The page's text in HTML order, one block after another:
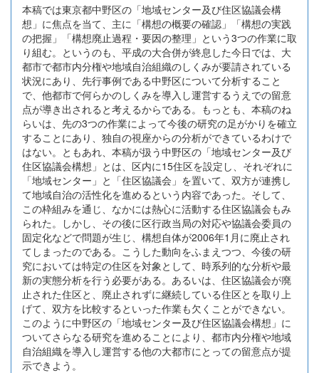
本稿では東京都中野区の「地域センター及び住区協議会構
想」に焦点を当て、主に「構想の概要の確認」「構想の実践
の把握」「構想廃止過程・要因の整理」という3つの作業に取
り組む。というのも、平成の大合併が終息した今日では、大
都市で都市内分権や地域自治組織のしくみが要請されている
状況にあり、先行事例である中野区について分析すること
で、他都市で何らかのしくみを導入し運営するうえでの留意
点が導き出されると考えるからである。もっとも、本稿のね
らいは、先の3つの作業によって今後の研究の足がかりを確立
することにあり、独自の視座からの分析ができているわけで
はない。ともあれ、本稿が扱う中野区の「地域センター及び
住区協議会構想」とは、区内に15住区を設定し、それぞれに
「地域センター」と「住区協議会」を置いて、双方が連携し
て地域自治の活性化を進めるという内容であった。そして、
この枠組みを通じ、なかには熱心に活動する住区協議会もみ
られた。しかし、その後に区行政当局の対応や協議会委員の
固定化などで問題が生じ、構想自体が2006年1月に廃止され
てしまったのである。こうした動向をふまえつつ、今後の研
究においては特定の住区を対象として、時系列的な分析や最
新の実態分析を行う必要がある。あるいは、住区協議会が廃
止された住区と、廃止されずに継続している住区とを取り上
げて、双方を比較するといった作業も欠くことができない。
このように中野区の「地域センター及び住区協議会構想」に
ついてさらなる研究を進めることにより、都市内分権や地域
自治組織を導入し運営する他の大都市にとっての留意点が提
示できよう。